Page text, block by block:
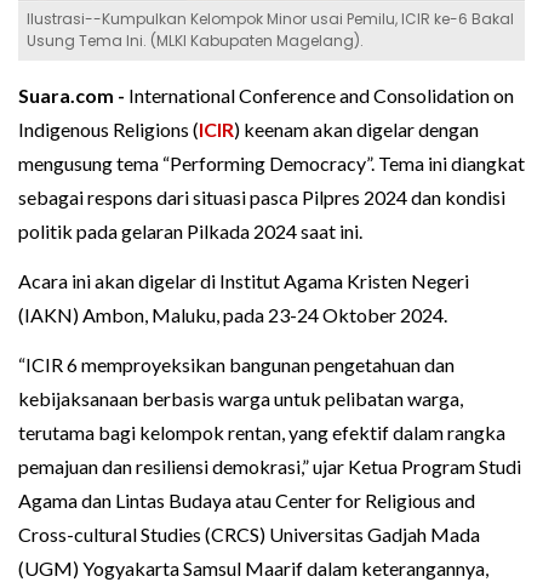
Ilustrasi--Kumpulkan Kelompok Minor usai Pemilu, ICIR ke-6 Bakal
Usung Tema Ini. (MLKI Kabupaten Magelang).
Suara.com - International Conference and Consolidation on
Indigenous Religions (ICIR) keenam akan digelar dengan
mengusung tema “Performing Democracy”. Tema ini diangkat
sebagai respons dari situasi pasca Pilpres 2024 dan kondisi
politik pada gelaran Pilkada 2024 saat ini.
Acara ini akan digelar di Institut Agama Kristen Negeri
(IAKN) Ambon, Maluku, pada 23-24 Oktober 2024.
“ICIR 6 memproyeksikan bangunan pengetahuan dan
kebijaksanaan berbasis warga untuk pelibatan warga,
terutama bagi kelompok rentan, yang efektif dalam rangka
pemajuan dan resiliensi demokrasi,” ujar Ketua Program Studi
Agama dan Lintas Budaya atau Center for Religious and
Cross-cultural Studies (CRCS) Universitas Gadjah Mada
(UGM) Yogyakarta Samsul Maarif dalam keterangannya,